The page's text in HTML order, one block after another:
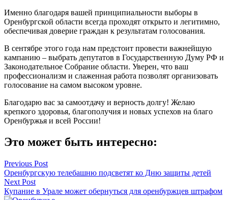
Именно благодаря вашей принципиальности выборы в
Оренбургской области всегда проходят открыто и легитимно,
обеспечивая доверие граждан к результатам голосования.
В сентябре этого года нам предстоит провести важнейшую
кампанию – выбрать депутатов в Государственную Думу РФ и
Законодательное Собрание области. Уверен, что ваш
профессионализм и слаженная работа позволят организовать
голосование на самом высоком уровне.
Благодарю вас за самоотдачу и верность долгу! Желаю
крепкого здоровья, благополучия и новых успехов на благо
Оренбуржья и всей России!
Это может быть интересно:
Навигация
по
записям
Previous Post
Оренбургскую телебашню подсветят ко Дню защиты детей
Next Post
Купание в Урале может обернуться для оренбуржцев штрафом